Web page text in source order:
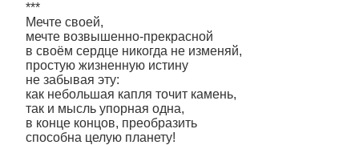
***
Мечте своей,
мечте возвышенно-прекрасной
в своём сердце никогда не изменяй,
простую жизненную истину
не забывая эту:
как небольшая капля точит камень,
так и мысль упорная одна,
в конце концов, преобразить
способна целую планету!